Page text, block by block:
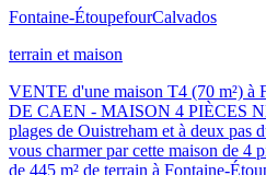
Fontaine-ÉtoupefourCalvados
terrain et maison
VENTE d'une maison T4 (70 m²) à
DE CAEN - MAISON 4 PIÈCES
plages de Ouistreham et à deux pas
vous charmer par cette maison de 4
de 445 m² de terrain à Fontaine-